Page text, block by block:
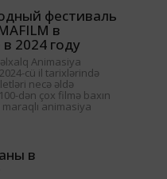
фестиваль
в
2024 году
Animasiya
cü il tarixlərində
necə əldə
dən çox filmə baxın
animasiya
в